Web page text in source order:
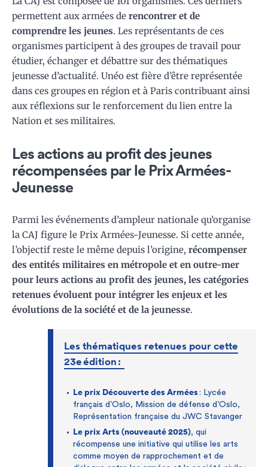
permettent aux armées de rencontrer et de
comprendre les jeunes. Les représentants de ces
organismes participent à des groupes de travail pour
étudier, échanger et débattre sur des thématiques
jeunesse d’actualité. Unéo est fière d’être représentée
dans ces groupes en région et à Paris contribuant ainsi
aux réflexions sur le renforcement du lien entre la
Nation et ses militaires.
Les actions au profit des jeunes
récompensées par le Prix Armées-
Jeunesse
Parmi les événements d’ampleur nationale qu’organise
la CAJ figure le Prix Armées-Jeunesse. Si cette année,
l’objectif reste le même depuis l’origine, récompenser
des entités militaires en métropole et en outre-mer
pour leurs actions au profit des jeunes, les catégories
retenues évoluent pour intégrer les enjeux et les
évolutions de la société et de la jeunesse.
Les thématiques retenues pour cette
23e édition :
Le prix Découverte des Armées: Lycée
français d’Oslo, Mission de défense d’Oslo,
Représentation française du JWC Stavanger
Le prix Arts (nouveauté 2025), qui
récompense une initiative qui utilise les arts
comme moyen de rapprochement et de